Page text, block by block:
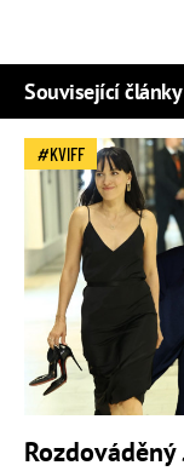
Související články
KVIFF